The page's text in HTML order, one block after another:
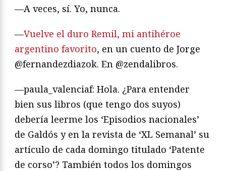
—A veces, sí. Yo, nunca.
—Vuelve el duro Remil, mi antihéroe
argentino favorito, en un cuento de Jorge
@fernandezdiazok. En @zendalibros.
—paula_valenciaf: Hola. ¿Para entender
bien sus libros (que tengo dos suyos)
debería leerme los ‘Episodios nacionales’
de Galdós y en la revista de ‘XL Semanal’ su
artículo de cada domingo titulado ‘Patente
de corso’? También todos los domingos